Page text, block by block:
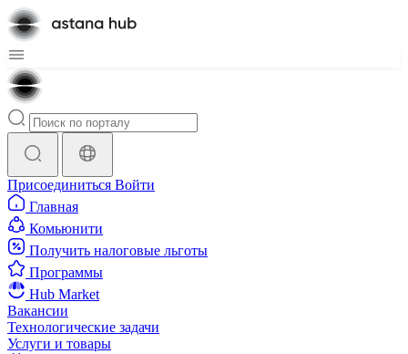
Присоединиться Войти
Главная
Комьюнити
Получить налоговые льготы
Программы
Hub Market
Вакансии
Технологические задачи
Услуги и товары